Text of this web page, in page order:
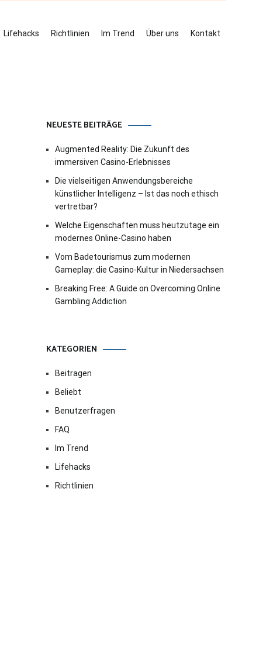
Lifehacks Richtlinien Im Trend Über uns Kontakt
NEUESTE BEITRÄGE
Augmented Reality: Die Zukunft des
immersiven Casino-Erlebnisses
Die vielseitigen Anwendungsbereiche
künstlicher Intelligenz – Ist das noch ethisch
vertretbar?
Welche Eigenschaften muss heutzutage ein
modernes Online-Casino haben
Vom Badetourismus zum modernen
Gameplay: die Casino-Kultur in Niedersachsen
Breaking Free: A Guide on Overcoming Online
Gambling Addiction
KATEGORIEN
Beitragen
Beliebt
Benutzerfragen
FAQ
Im Trend
Lifehacks
Richtlinien